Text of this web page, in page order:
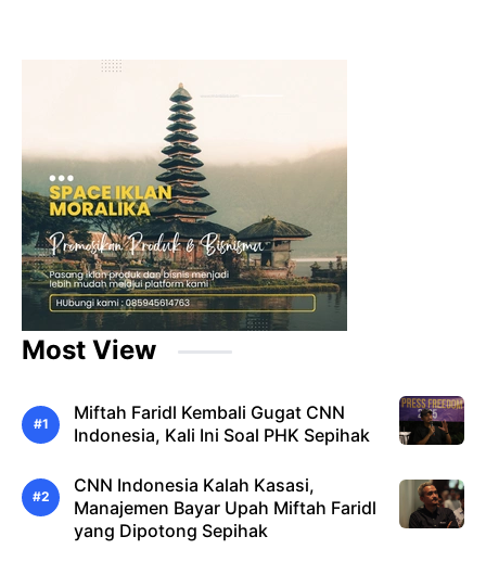
Most View
Miftah Faridl Kembali Gugat CNN
Indonesia, Kali Ini Soal PHK Sepihak
CNN Indonesia Kalah Kasasi,
Manajemen Bayar Upah Miftah Faridl
yang Dipotong Sepihak